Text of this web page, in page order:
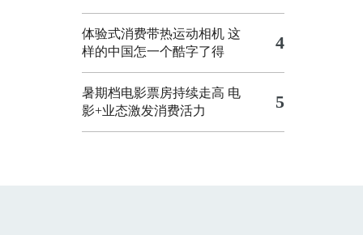
体验式消费带热运动相机 这
样的中国怎一个酷字了得
4
暑期档电影票房持续走高 电
影+业态激发消费活力
5